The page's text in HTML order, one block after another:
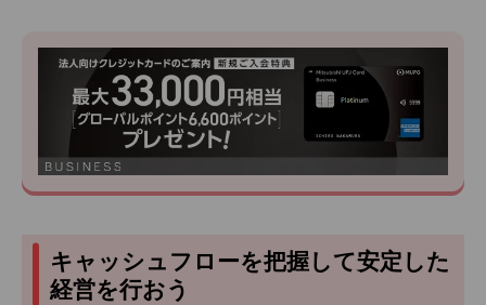
キャッシュフローを把握して安定した
経営を行おう